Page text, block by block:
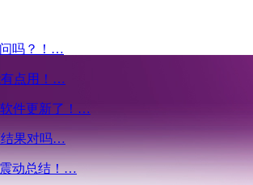
吗？！…
点用！…
件更新了！…
结果对吗…
动总结！…
表多点地震动可
视化接口程序